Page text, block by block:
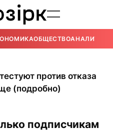
ОБЩЕСТВОАНАЛИТИКА
против отказа
(подробно)
подписчикам